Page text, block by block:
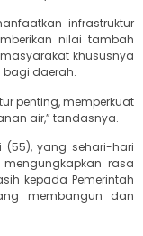
infrastruktur
nilai tambah
khususnya
bagi daerah.
penting, memperkuat
air,” tandasnya.
(55), yang sehari-hari
rasa
kepada Pemerintah
membangun dan